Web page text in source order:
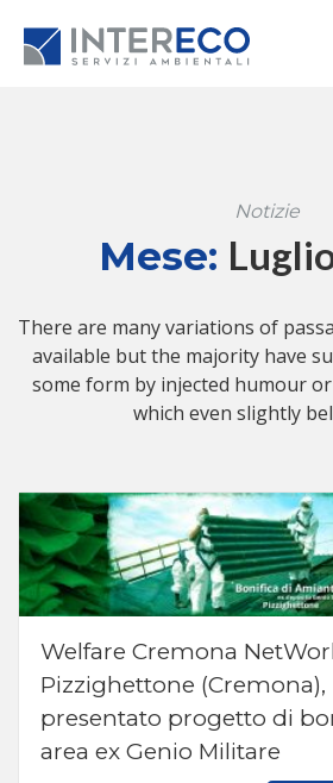
Notizie
Mese:
There are many variations of
available but the majority have
some form by injected humour
which even slightly
Welfare Cremona
Pizzighettone (Cremona),
presentato progetto di
area ex Genio Militare